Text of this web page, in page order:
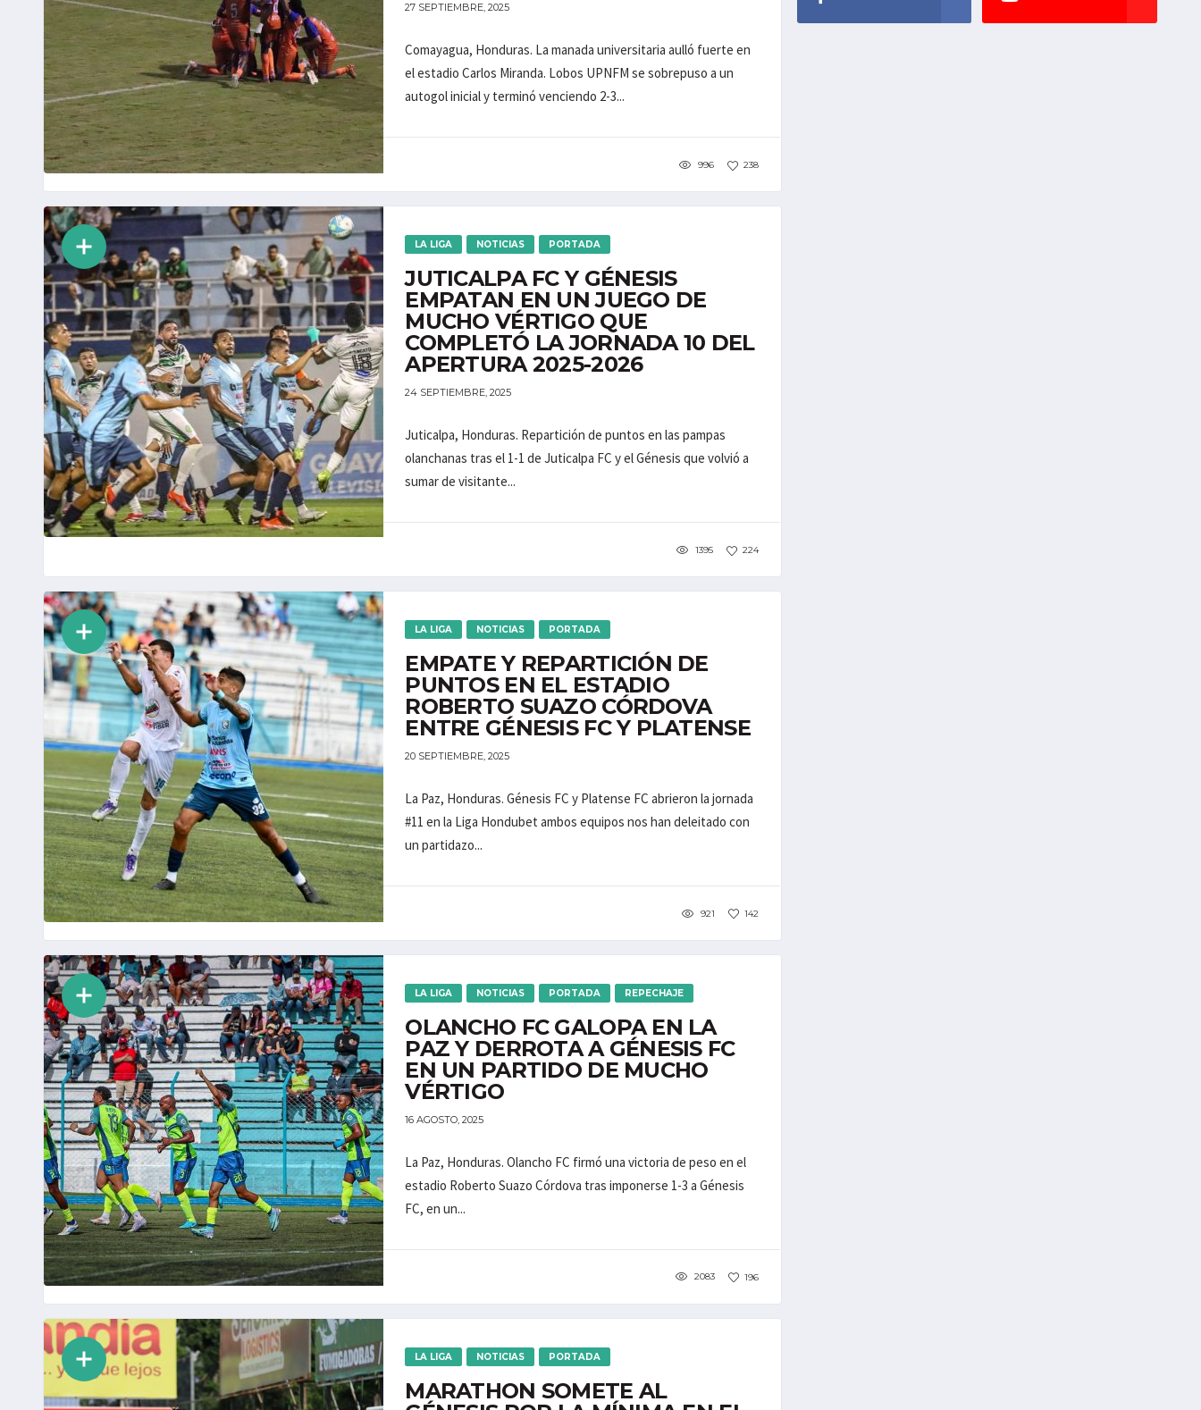
27 SEPTIEMBRE, 2025
Comayagua, Honduras. La manada universitaria aulló fuerte en
el estadio Carlos Miranda. Lobos UPNFM se sobrepuso a un
autogol inicial y terminó venciendo 2-3...
996 238
LA LIGA NOTICIAS PORTADA
JUTICALPA FC Y GÉNESIS
EMPATAN EN UN JUEGO DE
MUCHO VÉRTIGO QUE
COMPLETÓ LA JORNADA 10 DEL
APERTURA 2025-2026
24 SEPTIEMBRE, 2025
Juticalpa, Honduras. Repartición de puntos en las pampas
olanchanas tras el 1-1 de Juticalpa FC y el Génesis que volvió a
sumar de visitante...
1395 224
LA LIGA NOTICIAS PORTADA
EMPATE Y REPARTICIÓN DE
PUNTOS EN EL ESTADIO
ROBERTO SUAZO CÓRDOVA
ENTRE GÉNESIS FC Y PLATENSE
20 SEPTIEMBRE, 2025
La Paz, Honduras. Génesis FC y Platense FC abrieron la jornada
#11 en la Liga Hondubet ambos equipos nos han deleitado con
un partidazo...
921 142
LA LIGA NOTICIAS PORTADA REPECHAJE
OLANCHO FC GALOPA EN LA
PAZ Y DERROTA A GÉNESIS FC
EN UN PARTIDO DE MUCHO
VÉRTIGO
16 AGOSTO, 2025
La Paz, Honduras. Olancho FC firmó una victoria de peso en el
estadio Roberto Suazo Córdova tras imponerse 1-3 a Génesis
FC, en un...
2083 196
LA LIGA NOTICIAS PORTADA
MARATHON SOMETE AL